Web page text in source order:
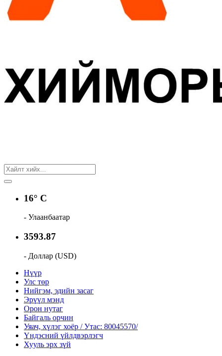
16° C
- Улаанбаатар
3593.87
- Доллар (USD)
Нүүр
Улс төр
Нийгэм, эдийн засаг
Эрүүл мэнд
Орон нутаг
Байгаль орчин
Уяач, хүлэг хоёр / Утас: 80045570/
Үндэсний үйлдвэрлэгч
Хууль эрх зүй